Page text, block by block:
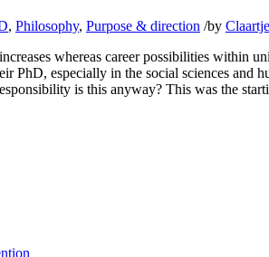
, Philosophy, Purpose & direction /by
whereas career possibilities within
PhD, especially in the social sciences and
is this anyway? This was the